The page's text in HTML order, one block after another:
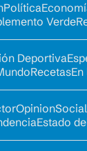
Política
Verde
Deportiva
RecetasEn
Opinion
Estado